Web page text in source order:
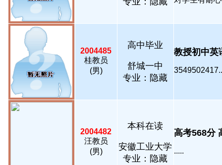
2004485
桂教员
(男)
高中毕业
舒城一中
专业：隐藏
教授初中英
2004482
汪教员
(男)
本科在读
安徽工业大学
专业：隐藏
高考568分
.....